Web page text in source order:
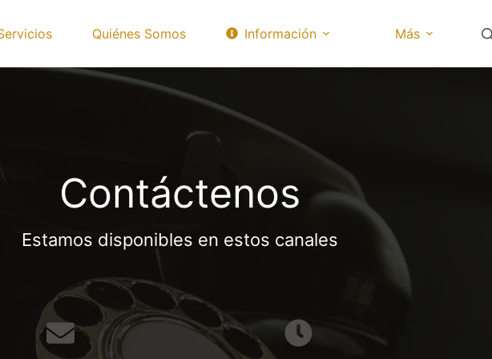
Quiénes Somos Información Más
Contáctenos
Estamos disponibles en estos canales